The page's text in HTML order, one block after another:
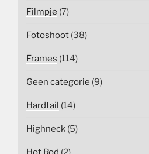
Filmpje (7)
Fotoshoot (38)
Frames (114)
Geen categorie (9)
Hardtail (14)
Highneck (5)